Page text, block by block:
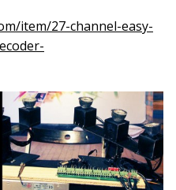
item/27-channel-easy-